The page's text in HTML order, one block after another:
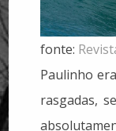
fonte:
Paulinho
rasgadas,